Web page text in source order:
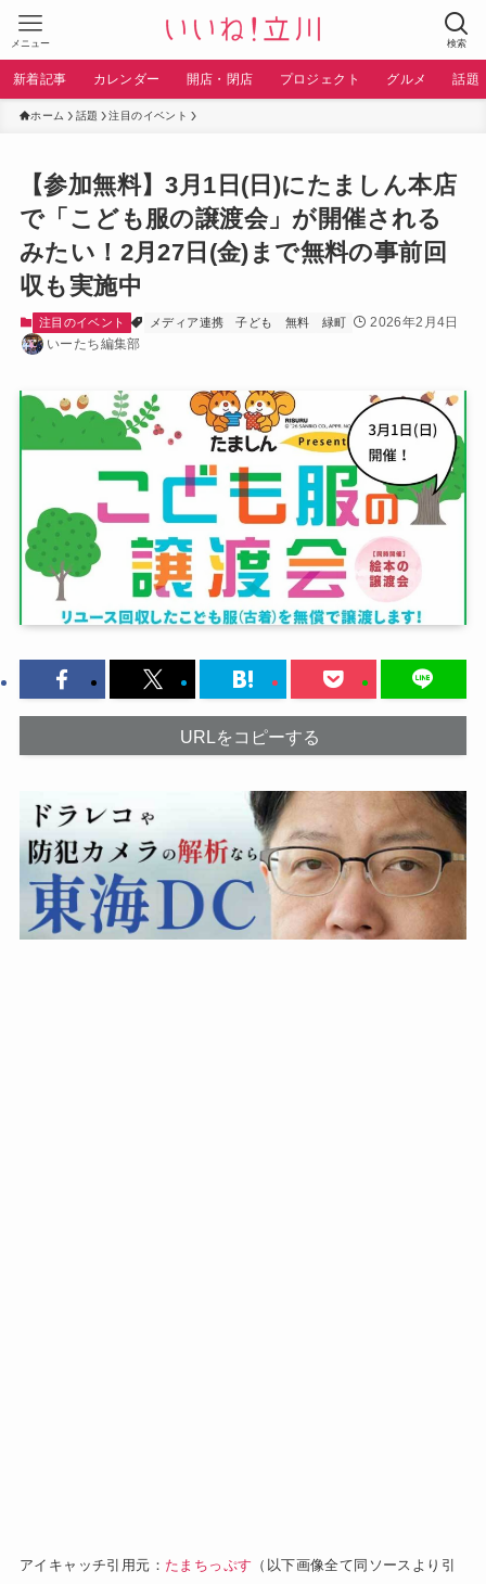
検索
メニュー
新着記事 カレンダー 開店・閉店 プロジェクト グルメ 話題
ホーム 話題 注目のイベント
【参加無料】3月1日(日)にたましん本店
で「こども服の譲渡会」が開催される
みたい！2月27日(金)まで無料の事前回
収も実施中
注目のイベント メディア連携 子ども 無料 緑町
2026年2月4日
いーたち編集部
URLをコピーする
アイキャッチ引用元： たまちっぷす （以下画像全て同ソースより引